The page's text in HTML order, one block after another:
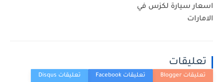
اسعار سيارة لكزس في
الامارات
تعليقات